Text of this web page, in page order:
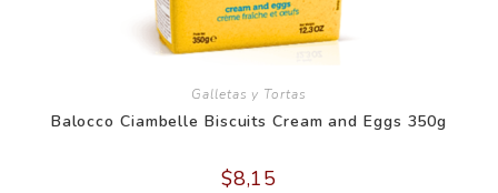
Galletas y Tortas
Balocco Ciambelle Biscuits Cream and Eggs 350g
$8,15